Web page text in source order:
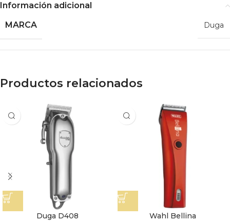
Información adicional
MARCA
Duga
Productos relacionados
Duga D408 Wahl Bellina